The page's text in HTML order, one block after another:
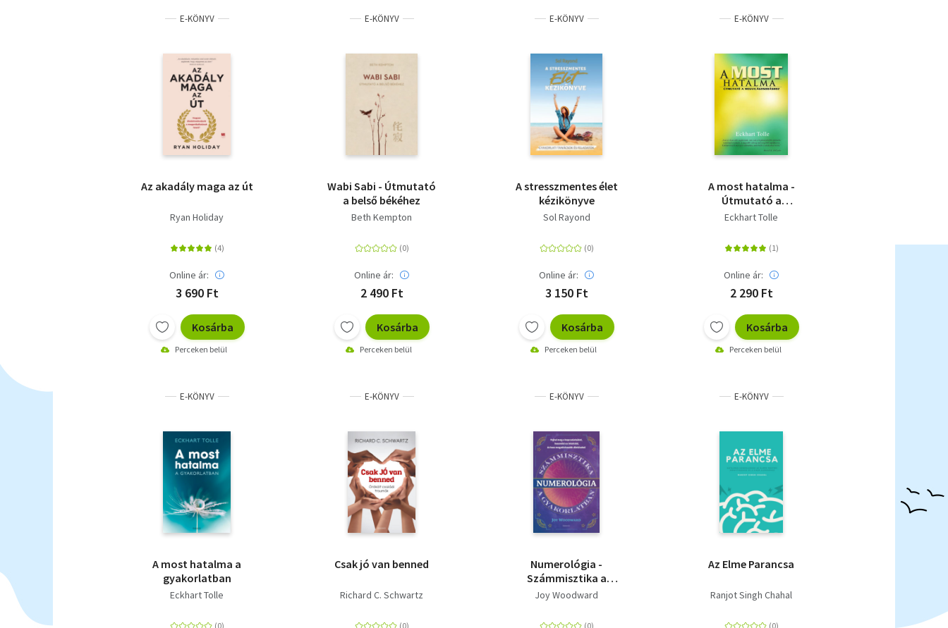
E-KÖNYV
Az akadály maga az út
Ryan Holiday
Online ár:
3 690 Ft
Kosárba
Perceken belül
E-KÖNYV
Wabi Sabi - Útmutató
a belső békéhez
Beth Kempton
Online ár:
2 490 Ft
Kosárba
Perceken belül
E-KÖNYV
A stresszmentes élet
kézikönyve
Sol Rayond
Online ár:
3 150 Ft
Kosárba
Perceken belül
E-KÖNYV
A most hatalma -
Útmutató a
megvilágosodáshoz
Eckhart Tolle
Online ár:
2 290 Ft
Kosárba
Perceken belül
E-KÖNYV
A most hatalma a
gyakorlatban
Eckhart Tolle
E-KÖNYV
Csak jó van benned
Richard C. Schwartz
E-KÖNYV
Numerológia -
Számmisztika a
gyakorlatban
Joy Woodward
E-KÖNYV
Az Elme Parancsa
Ranjot Singh Chahal